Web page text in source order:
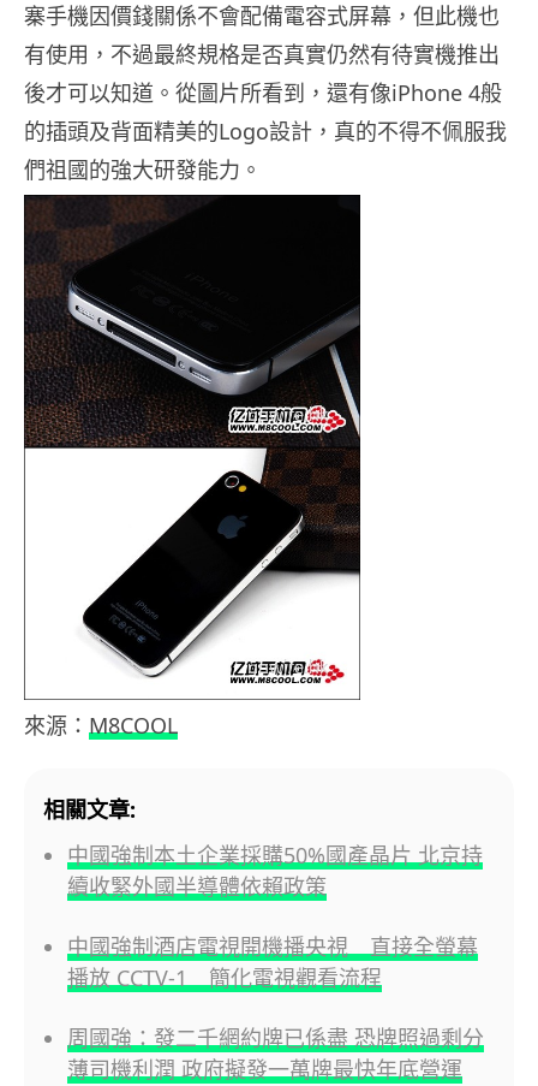
寨手機因價錢關係不會配備電容式屏幕，但此機也
有使用，不過最終規格是否真實仍然有待實機推出
後才可以知道。從圖片所看到，還有像iPhone 4般
的插頭及背面精美的Logo設計，真的不得不佩服我
們祖國的強大研發能力。
來源： M8COOL
相關文章:
中國強制本土企業採購50%國產晶片 北京持
續收緊外國半導體依賴政策
中國強制酒店電視開機播央視 直接全螢幕
播放 CCTV-1 簡化電視觀看流程
周國強：發二千網約牌已係盡 恐牌照過剩分
薄司機利潤 政府擬發一萬牌最快年底營運